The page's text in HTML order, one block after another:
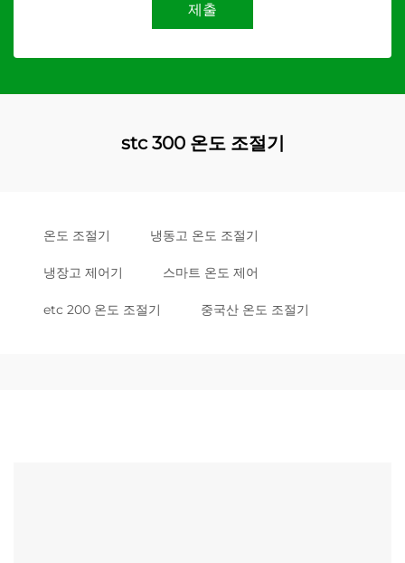
제출
stc 300 온도 조절기
온도 조절기 냉동고 온도 조절기
냉장고 제어기 스마트 온도 제어
etc 200 온도 조절기 중국산 온도 조절기